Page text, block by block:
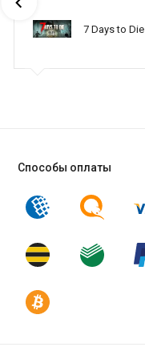
7 Days to Die
Способы оплаты